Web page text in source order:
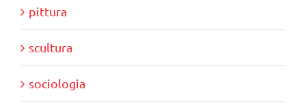
pittura
scultura
sociologia